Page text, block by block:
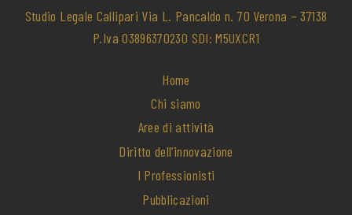
Studio Legale Callipari Via L. Pancaldo n. 70 Verona – 37138
P.Iva 03896370230 SDI: M5UXCR1
Home
Chi siamo
Aree di attività
Diritto dell’innovazione
I Professionisti
Pubblicazioni